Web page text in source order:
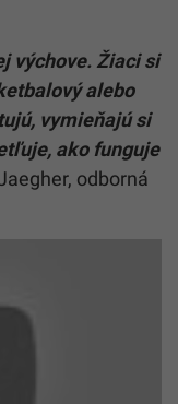
výchove. Žiaci si
alebo
vymieňajú si
ako funguje
odborná